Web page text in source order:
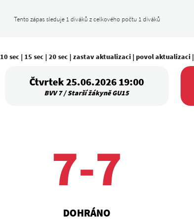
Tento zápas sleduje 1 diváků z celkového počtu 1 diváků
10 sec | 15 sec | 20 sec | zastav aktualizaci| povol aktualizaci|
Čtvrtek 25.06.2026 19:00
BVV 7 / Starší žákyně GU15
7-7
DOHRÁNO